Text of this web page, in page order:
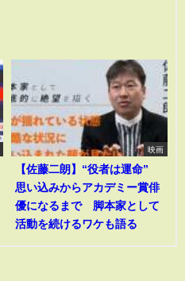
映画
【佐藤二朗】“役者は運命”
思い込みからアカデミー賞俳
優になるまで 脚本家として
活動を続けるワケも語る